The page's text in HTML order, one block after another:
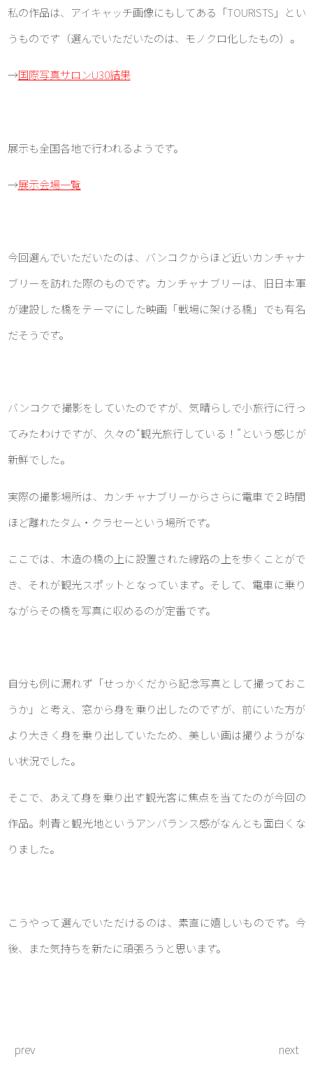
私の作品は、アイキャッチ画像にもしてある「TOURISTS」とい
うものです（選んでいただいたのは、モノクロ化したもの）。
→国際写真サロンU30結果
展示も全国各地で行われるようです。
→展示会場一覧
今回選んでいただいたのは、バンコクからほど近いカンチャナ
ブリーを訪れた際のものです。カンチャナブリーは、旧日本軍
が建設した橋をテーマにした映画「戦場に架ける橋」でも有名
だそうです。
バンコクで撮影をしていたのですが、気晴らしで小旅行に行っ
てみたわけですが、久々の“観光旅行している！”という感じが
新鮮でした。
実際の撮影場所は、カンチャナブリーからさらに電車で２時間
ほど離れたタム・クラセーという場所です。
ここでは、木造の橋の上に設置された線路の上を歩くことがで
き、それが観光スポットとなっています。そして、電車に乗り
ながらその橋を写真に収めるのが定番です。
自分も例に漏れず「せっかくだから記念写真として撮っておこ
うか」と考え、窓から身を乗り出したのですが、前にいた方が
より大きく身を乗り出していたため、美しい画は撮りようがな
い状況でした。
そこで、あえて身を乗り出す観光客に焦点を当てたのが今回の
作品。刺青と観光地というアンバランス感がなんとも面白くな
りました。
こうやって選んでいただけるのは、素直に嬉しいものです。今
後、また気持ちを新たに頑張ろうと思います。
prev next